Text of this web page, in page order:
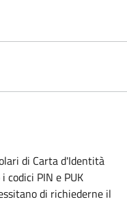
di Carta d'Identità
codici PIN e PUK
di richiederne il